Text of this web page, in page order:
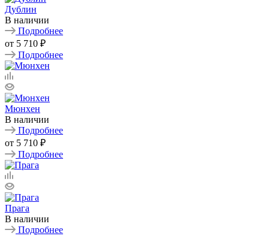
Дублин
В наличии
Подробнее
от 5 710 ₽
Подробнее
Мюнхен
В наличии
Подробнее
от 5 710 ₽
Подробнее
Прага
В наличии
Подробнее